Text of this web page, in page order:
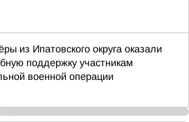
из Ипатовского округа оказали
поддержку участникам
военной операции